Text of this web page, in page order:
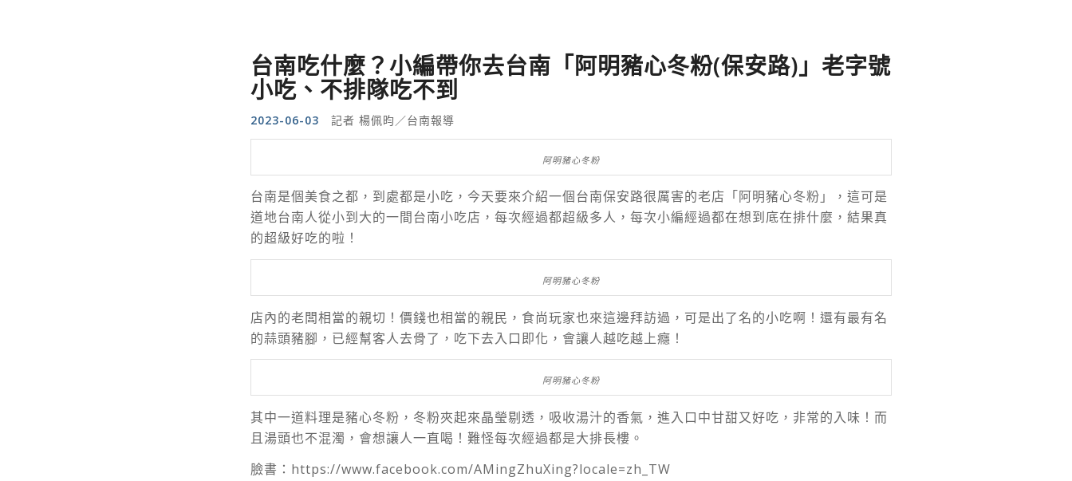
台南吃什麼？小編帶你去台南「阿明豬心冬粉(保安路)」老字號
小吃、不排隊吃不到
2023-06-03 記者 楊佩昀／台南報導
阿明豬心冬粉
台南是個美食之都，到處都是小吃，今天要來介紹一個台南保安路很厲害的老店「阿明豬心冬粉」，這可是
道地台南人從小到大的一間台南小吃店，每次經過都超級多人，每次小編經過都在想到底在排什麼，結果真
的超級好吃的啦！
阿明豬心冬粉
店內的老闆相當的親切！價錢也相當的親民，食尚玩家也來這邊拜訪過，可是出了名的小吃啊！還有最有名
的蒜頭豬腳，已經幫客人去骨了，吃下去入口即化，會讓人越吃越上癮！
阿明豬心冬粉
其中一道料理是豬心冬粉，冬粉夾起來晶瑩剔透，吸收湯汁的香氣，進入口中甘甜又好吃，非常的入味！而
且湯頭也不混濁，會想讓人一直喝！難怪每次經過都是大排長樓。
臉書：https://www.facebook.com/AMingZhuXing?locale=zh_TW